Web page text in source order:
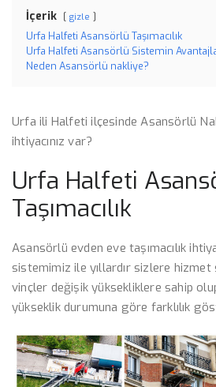
İçerik gizle
Urfa Halfeti Asansörlü Taşımacılık
Urfa Halfeti Asansörlü Sistemin
Neden Asansörlü nakliye?
Urfa ili Halfeti ilçesinde Asansörlü
ihtiyacınız var?
Urfa Halfeti
Taşımacılık
Asansörlü evden eve taşımacılık
sistemimiz ile yıllardır sizlere
vinçler değişik yüksekliklere sahip
yükseklik durumuna göre farklılık